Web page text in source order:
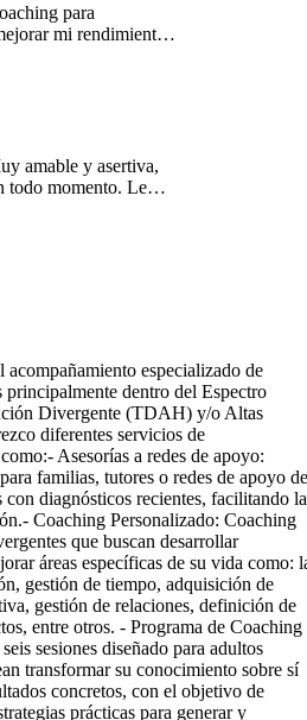
para
mi rendimiento
mucho
el inicio
con la explicación
Cada semana
temas para
TDAH los desafíos
que puedo
incluso algunas me
mis hijos. Si alguien
le recomiendo
a conocerme y
amable y asertiva,
todo momento. Le
que este proceso
emocional
especializado de
principalmente dentro del ​Espectro
Divergente (TDAH) y/o ​Altas
diferentes servicios de
​- Asesorías a redes de apoyo:
familias, tutores o redes de apoyo de
con diagnósticos recientes, facilitando la
​- Coaching Personalizado: ​Coaching
que buscan desarrollar
áreas específicas de su vida como:
gestión de tiempo, adquisición de
gestión de relaciones, definición de
entre otros. - Programa de Coaching
sesiones diseñado para adultos
transformar su conocimiento sobre sí
concretos, con el objetivo de
prácticas para generar y